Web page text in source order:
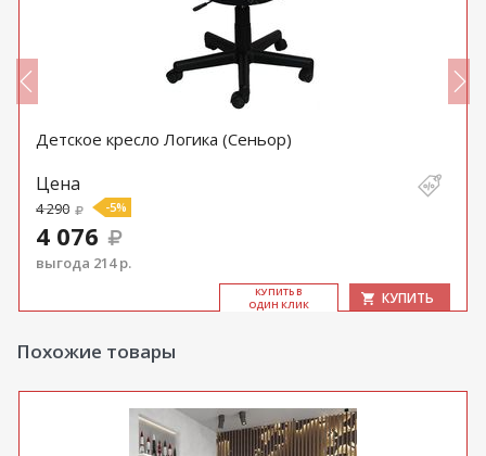
Детское кресло Логика (Сеньор)
Цена
4 290 -5%
4 076
выгода 214 р.
КУ­ПИТЬ В
ОДИН КЛИК
КУПИТЬ
Похожие товары